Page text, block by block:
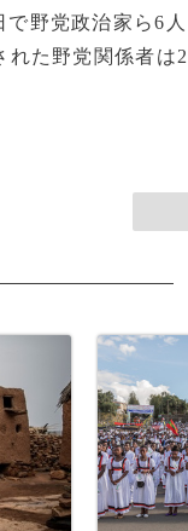
野党政治家ら6
れた野党関係者